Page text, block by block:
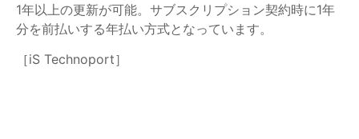
1年以上の更新が可能。サブスクリプション契約時に1年
分を前払いする年払い方式となっています。
［iS Technoport］